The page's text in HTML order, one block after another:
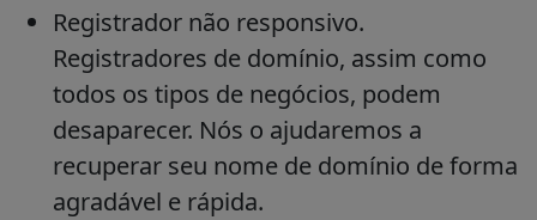
Registrador não responsivo.
Registradores de domínio, assim como
todos os tipos de negócios, podem
desaparecer. Nós o ajudaremos a
recuperar seu nome de domínio de forma
agradável e rápida.